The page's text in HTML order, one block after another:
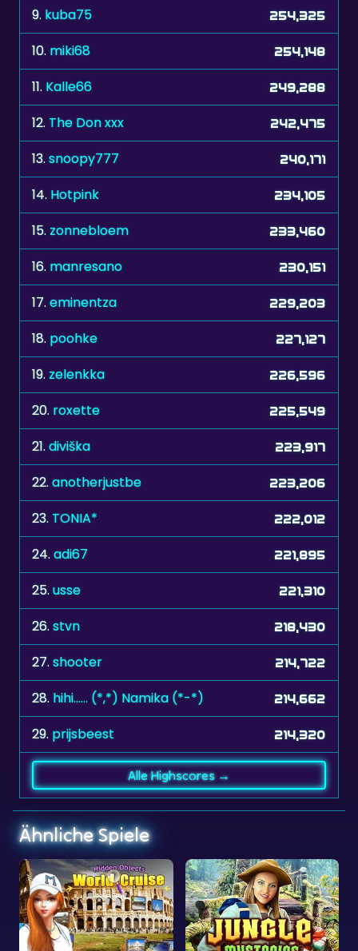
10.miki68 254,148
11. Kalle66 249,288
12.The Don xxx 242,475
13. snoopy777 240,171
14.Hotpink 234,105
15. zonnebloem 233,460
16. manresano 230,151
17. eminentza 229,203
18. poohke 227,127
19. zelenkka 226,596
20.roxette 225,549
21. diviška 223,917
22.anotherjustbe 223,206
23. TONIA* 222,012
24.adi67 221,895
25. usse 221,310
26. stvn 218,430
27. shooter 214,722
28. 214,662
29. prijsbeest 214,320
Ähnliche Spiele
Dschungelgeheimnisse 2048 Billard